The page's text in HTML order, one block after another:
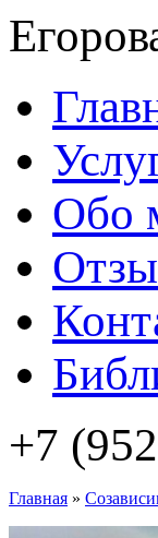
Обо
+7
Главная »